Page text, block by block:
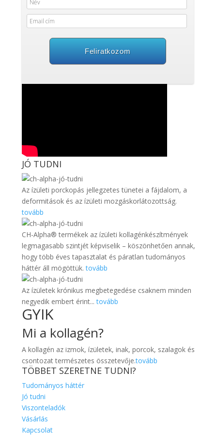
Feliratkozom
JÓ TUDNI
Az ízületi porckopás jellegzetes tünetei a fájdalom, a
deformitások és az ízületi mozgáskorlátozottság.
tovább
CH-Alpha® termékek az ízületi kollagénkészítmények
legmagasabb szintjét képviselik – köszönhetően annak,
hogy több éves tapasztalat és páratlan tudományos
háttér áll mögöttük.tovább
Az ízületek krónikus megbetegedése csaknem minden
negyedik embert érint...tovább
GYIK
Mi a kollagén?
A kollagén az izmok, ízületek, inak, porcok, szalagok és
csontozat természetes összetevője.tovább
TÖBBET SZERETNE TUDNI?
Tudományos háttér
Jó tudni
Viszonteladók
Vásárlás
Kapcsolat